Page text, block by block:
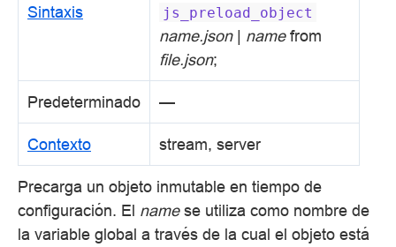
Sintaxis js_preload_object
name.json| namefrom
file.json;
Predeterminado —
Contexto stream, server
Precarga un objeto inmutable en tiempo de
configuración. El namese utiliza como nombre de
la variable global a través de la cual el objeto está